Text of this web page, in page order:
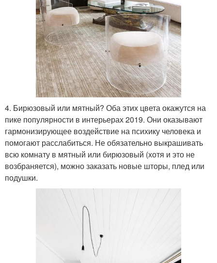
4. Бирюзовый или мятный? Оба этих цвета окажутся на
пике популярности в интерьерах 2019. Они оказывают
гармонизирующее воздействие на психику человека и
помогают расслабиться. Не обязательно выкрашивать
всю комнату в мятный или бирюзовый (хотя и это не
возбраняется), можно заказать новые шторы, плед или
подушки.